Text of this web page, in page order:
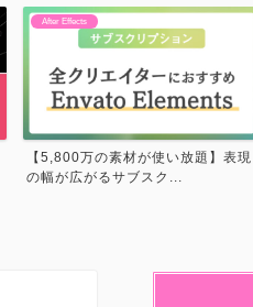
After Effects
【フォント】歌ってみた/イラスト
MVでよく見るフォントま...